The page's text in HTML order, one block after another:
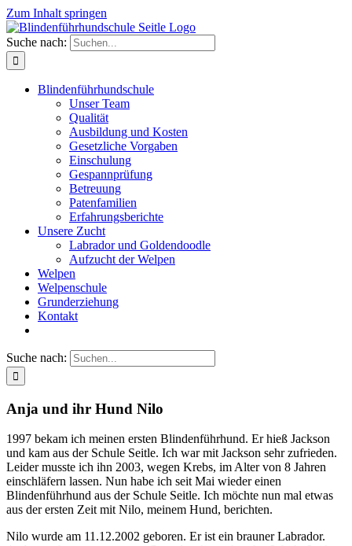
Zum Inhalt springen
Suche nach:
Blindenführhundschule
Unser Team
Qualität
Ausbildung und Kosten
Gesetzliche Vorgaben
Einschulung
Gespannprüfung
Betreuung
Patenfamilien
Erfahrungsberichte
Unsere Zucht
Labrador und Goldendoodle
Aufzucht der Welpen
Welpen
Welpenschule
Grunderziehung
Kontakt
Suche nach:
Anja und ihr Hund Nilo
1997 bekam ich meinen ersten Blindenführhund. Er hieß Jackson
und kam aus der Schule Seitle. Ich war mit Jackson sehr zufrieden.
Leider musste ich ihn 2003, wegen Krebs, im Alter von 8 Jahren
einschläfern lassen. Nun habe ich seit Mai wieder einen
Blindenführhund aus der Schule Seitle. Ich möchte nun mal etwas
aus der ersten Zeit mit Nilo, meinem Hund, berichten.
Nilo wurde am 11.12.2002 geboren. Er ist ein brauner Labrador.